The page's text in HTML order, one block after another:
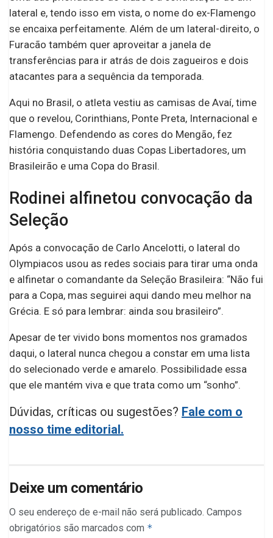
lateral e, tendo isso em vista, o nome do ex-Flamengo
se encaixa perfeitamente. Além de um lateral-direito, o
Furacão também quer aproveitar a janela de
transferências para ir atrás de dois zagueiros e dois
atacantes para a sequência da temporada.
Aqui no Brasil, o atleta vestiu as camisas de Avaí, time
que o revelou, Corinthians, Ponte Preta, Internacional e
Flamengo. Defendendo as cores do Mengão, fez
história conquistando duas Copas Libertadores, um
Brasileirão e uma Copa do Brasil.
Rodinei alfinetou convocação da
Seleção
Após a convocação de Carlo Ancelotti, o lateral do
Olympiacos usou as redes sociais para tirar uma onda
e alfinetar o comandante da Seleção Brasileira: “Não fui
para a Copa, mas seguirei aqui dando meu melhor na
Grécia. E só para lembrar: ainda sou brasileiro”.
Apesar de ter vivido bons momentos nos gramados
daqui, o lateral nunca chegou a constar em uma lista
do selecionado verde e amarelo. Possibilidade essa
que ele mantém viva e que trata como um “sonho”.
Dúvidas, críticas ou sugestões? Fale com o
nosso time editorial.
Deixe um comentário
O seu endereço de e-mail não será publicado. Campos
obrigatórios são marcados com *